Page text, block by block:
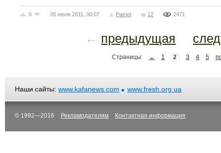
0 05 июля 2011, 00:07 Patriot 12 2471
← предыдущая
Страницы: ← 1 2 3 4 5
Наши сайты: www.kafanews.com www.fresh.org.ua
© 1992—2016 Рекламодателям Контактная информация